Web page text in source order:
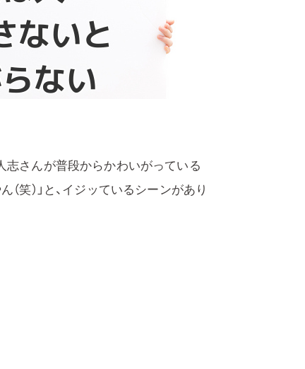
志さんが普段からかわいがっている
笑）」と、イジッているシーンがあり